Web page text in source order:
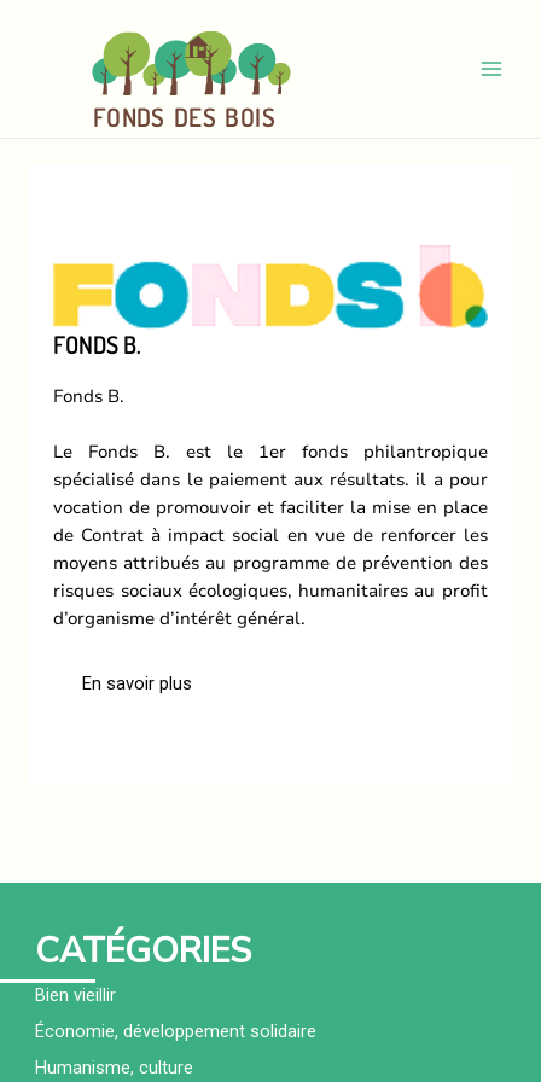
FONDS DES BOIS
FONDS B.
Fonds B.
Le Fonds B. est le 1er fonds philantropique
spécialisé dans le paiement aux résultats. il a pour
vocation de promouvoir et faciliter la mise en place
de Contrat à impact social en vue de renforcer les
moyens attribués au programme de prévention des
risques sociaux écologiques, humanitaires au profit
d’organisme d’intérêt général.
En savoir plus
CATÉGORIES
Bien vieillir
Économie, développement solidaire
Humanisme, culture